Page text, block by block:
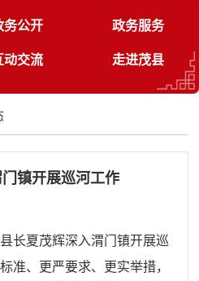
务公开 政务服务
动交流 走进茂县
镇开展巡河工作
长夏茂辉深入渭门镇开展巡
准、更严要求、更实举措，